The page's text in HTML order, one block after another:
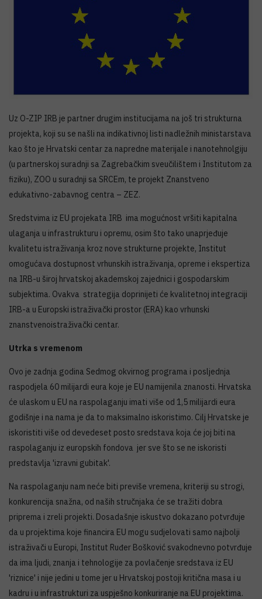
Uz O-ZIP IRB je partner drugim institucijama na još tri strukturna
projekta, koji su se našli na indikativnoj listi nadležnih ministarstava
kao što je Hrvatski centar za napredne materijale i nanotehnolgiju
(u partnerskoj suradnji sa Zagrebačkim sveučilištem i Institutom za
fiziku), ZOO u suradnji sa SRCEm, te projekt Znanstveno
edukativno-zabavnog centra – ZEZ.
Sredstvima iz EU projekata IRB ima mogućnost vršiti kapitalna
ulaganja u infrastrukturu i opremu, osim što tako unaprjeđuje
kvalitetu istraživanja kroz nove strukturne projekte, Institut
omogućava dostupnost vrhunskih istraživanja, opreme i ekspertiza
na IRB-u široj hrvatskoj akademskoj zajednici i gospodarskim
subjektima. Ovakva strategija doprinijeti će kvalitetnoj integraciji
IRB-a u Europski istraživački prostor (ERA) kao vrhunski
znanstvenoistraživački centar.
Utrka s vremenom
Ovo je zadnja godina Sedmog okvirnog programa i posljednja
raspodjela 60 milijardi eura koje je EU namijenila znanosti. Hrvatska
će ulaskom u EU na raspolaganju imati više od 1,5 milijardi eura
godišnje i na nama je da to maksimalno iskoristimo. Cilj Hrvatske je
iskoristiti više od devedeset posto sredstava koja će joj biti na
raspolaganju iz europskih fondova jer sve što se ne iskoristi
predstavlja 'izravni gubitak'.
Na raspolaganju nam neće biti previše vremena, kriteriji su strogi,
konkurencija snažna, od naših stručnjaka će se tražiti dobra
priprema i zreli projekti. Dosadašnje iskustvo dokazano potvrđuje
da u projektima koje financira EU mogu sudjelovati samo najbolji
istraživači u Europi, Institut Ruđer Bošković svakodnevno potvrđuje
da ima ljudi, znanja i tehnologije za povlačenje sredstava iz EU
'riznice' i nije jedini u tome jer u Hrvatskoj postoji kritična masa i u
kadru i u infrastrukturi za uspješno konkuriranje na EU projektima.